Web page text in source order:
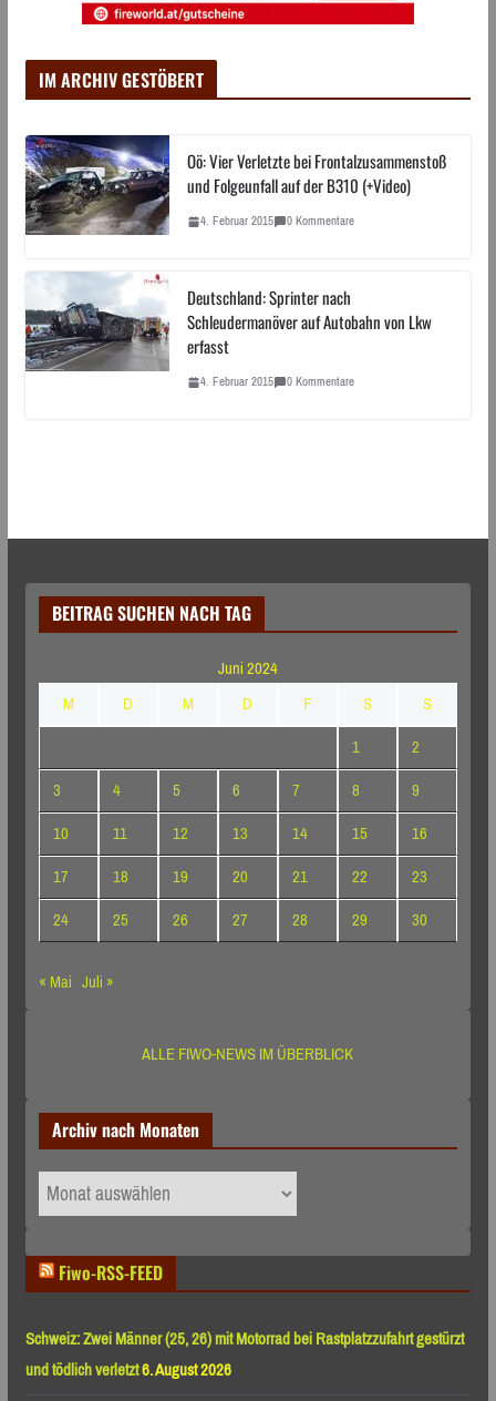
IM ARCHIV GESTÖBERT
Oö: Vier Verletzte bei Frontalzusammenstoß
und Folgeunfall auf der B310 (+Video)
4. Februar 2015 0 Kommentare
Deutschland: Sprinter nach
Schleudermanöver auf Autobahn von Lkw
erfasst
4. Februar 2015 0 Kommentare
BEITRAG SUCHEN NACH TAG
Juni 2024
M
D M D F S
S
1
2
3
4 5 6 7 8
9
10
11 12 13 14 15
16
17
18 19 20 21 22
23
24
25 26 27 28 29
30
« Mai Juli »
ALLE FIWO-NEWS IM ÜBERBLICK
Archiv nach Monaten
Archiv
nach
Fiwo-RSS-FEED
Schweiz: Zwei Männer (25, 26) mit Motorrad bei Rastplatzzufahrt gestürzt
und tödlich verletzt6. August 2026